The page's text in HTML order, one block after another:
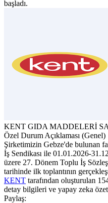
başladı.
KENT GIDA MADDELERİ
Özel Durum Açıklaması (Genel)
Şirketimizin Gebze'de bulunan
İş Sendikası ile 01.01.2026-
üzere 27. Dönem Toplu İş
tarihinde ilk toplantının
KENT tarafından oluşturulan
detay bilgileri ve yapay zeka
Paylaş: